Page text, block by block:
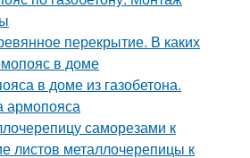
перекрытие. В каких
в доме
в доме из газобетона.
армопояса
саморезами к
листов металлочерепицы к